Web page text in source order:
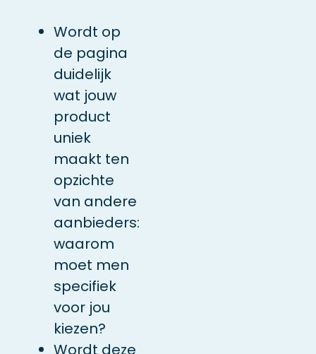
Wordt op
de pagina
duidelijk
wat jouw
product
uniek
maakt ten
opzichte
van andere
aanbieders:
waarom
moet men
specifiek
voor jou
kiezen?
Wordt deze